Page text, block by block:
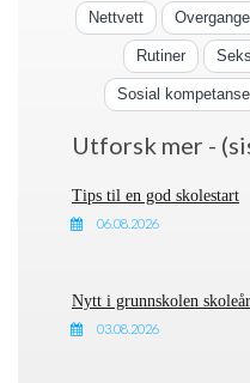
Nettvett
Rutiner
Sosial kompetanse
Utforsk mer -
Tips til en god skolestart
06.08.2026
Nytt i grunnskolen
03.08.2026